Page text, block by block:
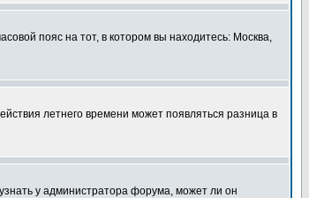
пояс на тот, в котором вы находитесь: Москва,
летнего времени может появляться разница в
у администратора форума, может ли он